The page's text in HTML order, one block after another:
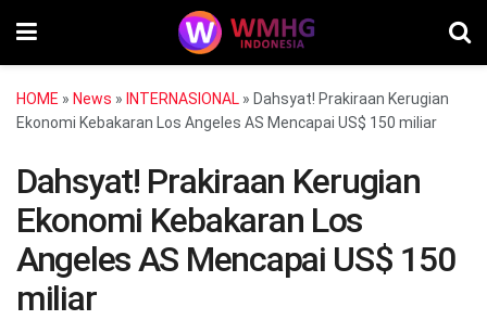
HOME » News » INTERNASIONAL » Dahsyat! Prakiraan Kerugian
Ekonomi Kebakaran Los Angeles AS Mencapai US$ 150 miliar
Dahsyat! Prakiraan Kerugian
Ekonomi Kebakaran Los
Angeles AS Mencapai US$ 150
miliar